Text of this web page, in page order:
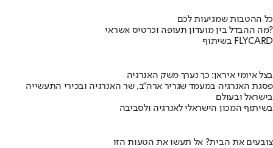
כל ההטבות שמגיעות לכם
מה ההבדל בין מועדון תעופה וכרטיס אשראי?
בשיתוף FLYCARD
בצל איומי איראן: כך נערך משק האנרגיה
פסגת האנרגיה במעמד שגריר ארה"ב, שר האנרגיה ובכירי התעשייה
בישראל ובעולם
בשיתוף המכון הישראלי לאנרגיה ולסביבה
צובעים את הבית? אל תעשו את הטעות הזו